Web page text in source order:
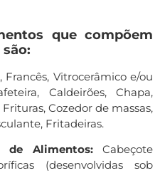
que compõem
Francês, Vitrocerâmico e/ou
Caldeirões, Chapa,
Cozedor de massas,
Fritadeiras.
de Alimentos:Cabeçote
(desenvolvidas sob